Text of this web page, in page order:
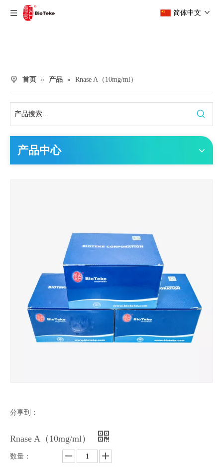
简体中文
首页 » 产品 » Rnase A（10mg/ml）
产品中心
分享到：
Rnase A（10mg/ml）
数量：